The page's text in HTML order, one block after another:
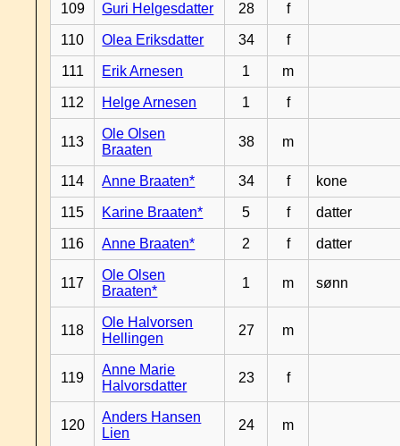
109 Guri Helgesdatter 28 f
110 Olea Eriksdatter 34 f
111 Erik Arnesen 1 m
112 Helge Arnesen 1 f
113
Ole Olsen
Braaten
38 m
114 Anne Braaten* 34 f kone
115 Karine Braaten* 5 f datter
116 Anne Braaten* 2 f datter
117
Ole Olsen
Braaten*
1 m sønn
118
Ole Halvorsen
Hellingen
27 m
119
Anne Marie
Halvorsdatter
23 f
120
Anders Hansen
Lien
24 m